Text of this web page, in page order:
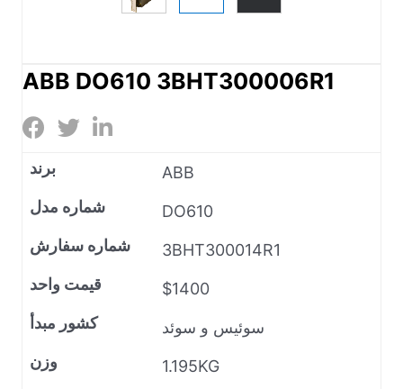
ABB DO610 3BHT300006R1
برند
ABB
شماره مدل
DO610
شماره سفارش
3BHT300014R1
قیمت واحد
$1400
کشور مبدأ
سوئیس و سوئد
وزن
1.195KG